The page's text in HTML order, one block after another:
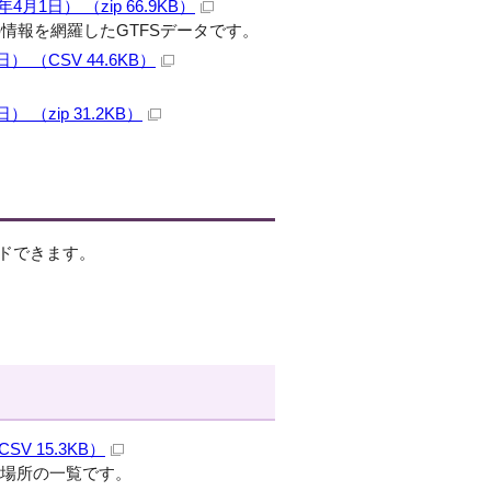
月1日） （zip 66.9KB）
報を網羅したGTFSデータです。
（CSV 44.6KB）
（zip 31.2KB）
できます。
15.3KB）
所の一覧です。